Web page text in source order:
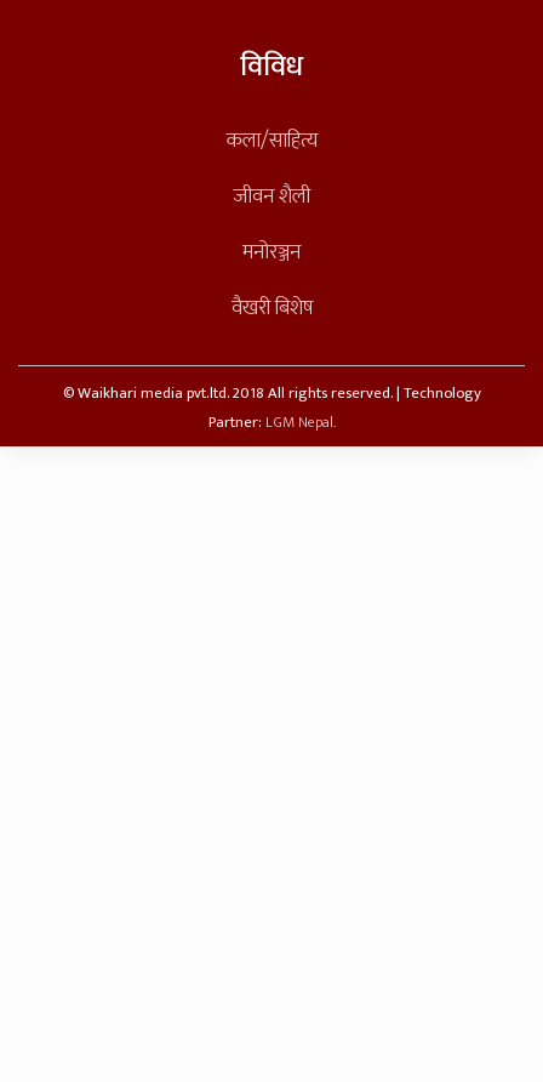
विविध
कला/साहित्य
जीवन शैली
मनोरञ्जन
वैखरी बिशेष
© Waikhari media pvt.ltd. 2018 All rights reserved. | Technology
Partner: LGM Nepal.